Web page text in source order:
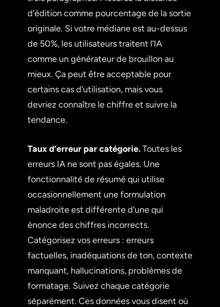
d’édition comme pourcentage de la sortie
originale. Si votre médiane est au-dessus
de 50%, les utilisateurs traitent l’IA
comme un générateur de brouillon au
mieux. Ça peut être acceptable pour
certains cas d’utilisation, mais vous
devriez connaître le chiffre et suivre la
tendance.
Taux d’erreur par catégorie.Toutes les
erreurs IA ne sont pas égales. Une
fonctionnalité de résumé qui utilise
occasionnellement une formulation
maladroite est différente d’une qui
énonce des chiffres incorrects.
Catégorisez vos erreurs : erreurs
factuelles, inadéquations de ton, contexte
manquant, hallucinations, problèmes de
formatage. Suivez chaque catégorie
séparément. Ces données vous disent où